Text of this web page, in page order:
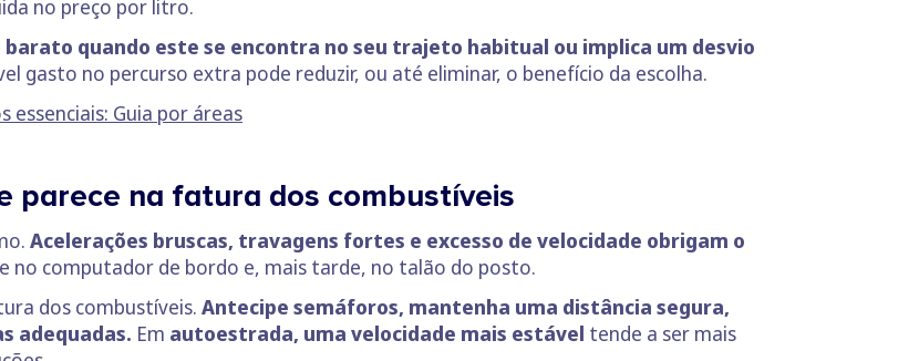
no preço por litro.
quando este se encontra no seu trajeto habitual ou implica um desvio
gasto no percurso extra pode reduzir, ou até eliminar, o benefício da escolha.
essenciais: Guia por áreas
parece na fatura dos combustíveis
Acelerações bruscas, travagens fortes e excesso de velocidade obrigam o
no computador de bordo e, mais tarde, no talão do posto.
dos combustíveis. Antecipe semáforos, mantenha uma distância segura,
adequadas. Em autoestrada, uma velocidade mais estável tende a ser mais